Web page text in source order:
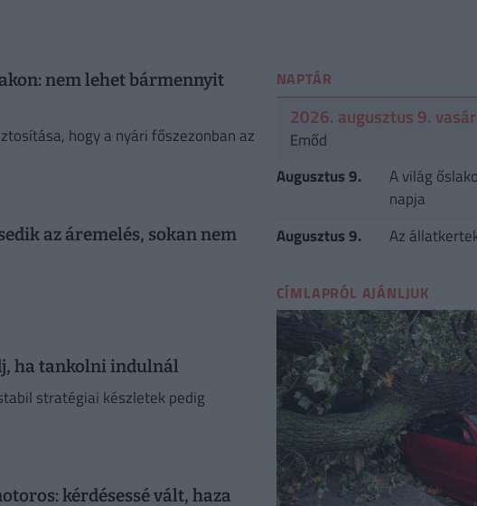
nem lehet bármennyit
hogy a nyári főszezonban az
az áremelés, sokan nem
ha tankolni indulnál
stratégiai készletek pedig
kérdésessé vált, haza
NAPTÁR
2026. augusztus 9.
Emőd
Augusztus 9.
A világ
napja
Augusztus 9.
Az
CÍMLAPRÓL AJÁNLJUK